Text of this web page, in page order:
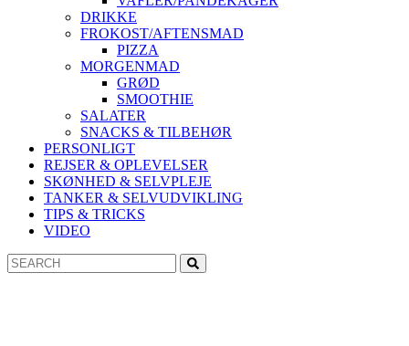
DRIKKE
FROKOST/AFTENSMAD
PIZZA
MORGENMAD
GRØD
SMOOTHIE
SALATER
SNACKS & TILBEHØR
PERSONLIGT
REJSER & OPLEVELSER
SKØNHED & SELVPLEJE
TANKER & SELVUDVIKLING
TIPS & TRICKS
VIDEO
Search
for: